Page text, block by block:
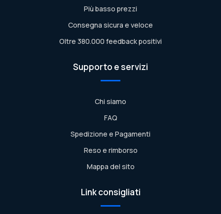
Più basso prezzi
Consegna sicura e veloce
Oltre 380.000 feedback positivi
Supporto e servizi
Chi siamo
FAQ
Spedizione e Pagamenti
Reso e rimborso
Mappa del sito
Link consigliati